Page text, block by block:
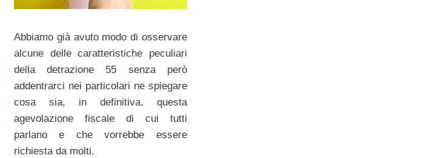
Abbiamo già avuto modo di osservare
alcune delle caratteristiche peculiari
della detrazione 55 senza però
addentrarci nei particolari ne spiegare
cosa sia, in definitiva, questa
agevolazione fiscale di cui tutti
parlano e che vorrebbe essere
richiesta da molti.